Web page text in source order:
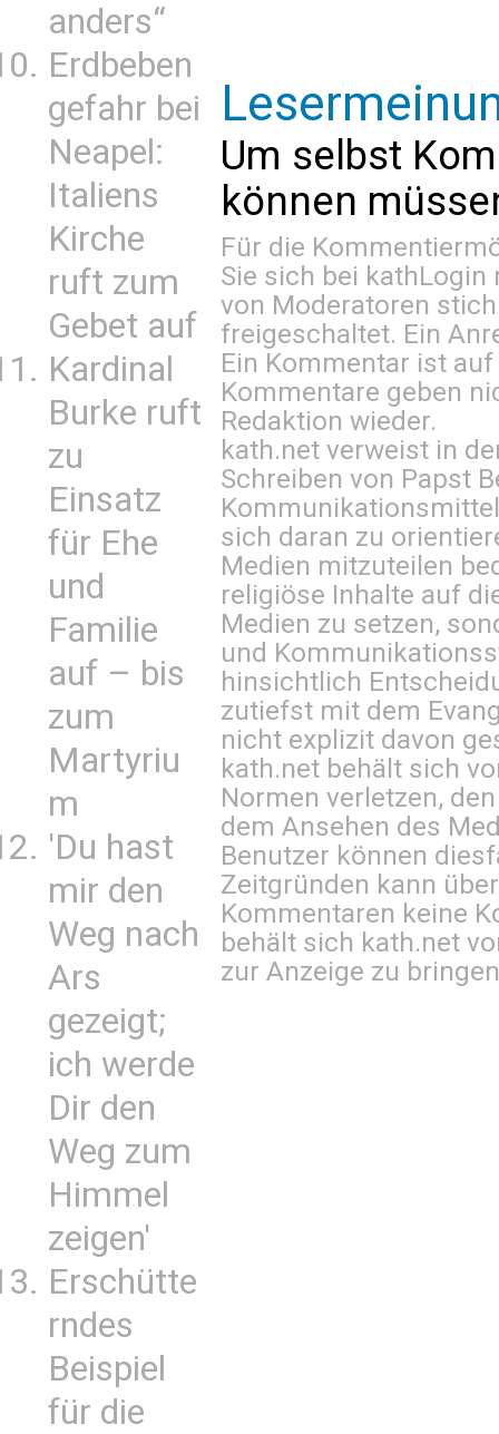
anders“
Erdbeben
gefahr bei
Neapel:
Italiens
Kirche
ruft zum
Gebet auf
Kardinal
Burke ruft
zu
Einsatz
für Ehe
und
Familie
auf – bis
zum
Martyriu
m
'Du hast
mir den
Weg nach
Ars
gezeigt;
ich werde
Dir den
Weg zum
Himmel
zeigen'
Erschütte
rndes
Beispiel
für die
Um selbst
können
Für die
Sie sich bei kathLogin
von Moderatoren
freigeschaltet. Ein
Ein Kommentar ist
Kommentare geben
Redaktion wieder.
kath.net verweist in
Schreiben von Papst
sich daran zu
Medien mitzuteilen
religiöse Inhalte auf
Medien zu setzen,
und
hinsichtlich
zutiefst mit dem
nicht explizit davon
kath.net behält sich
Normen verletzen,
dem Ansehen des
Benutzer können
Zeitgründen kann
Kommentaren keine
behält sich kath.net
zur Anzeige zu